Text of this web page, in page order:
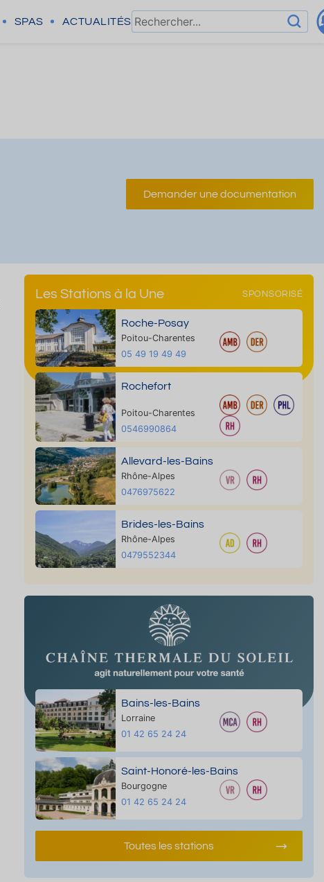
SPAS ACTUALITÉS
Demander une documentation
Les Stations à la Une SPONSORISÉ
Roche-Posay
Poitou-Charentes
05 49 19 49 49
Rochefort
Poitou-Charentes
0546990864
Allevard-les-Bains
Rhône-Alpes
0476975622
Brides-les-Bains
Rhône-Alpes
0479552344
Bains-les-Bains
Lorraine
01 42 65 24 24
Saint-Honoré-les-Bains
Bourgogne
01 42 65 24 24
Toutes les stations